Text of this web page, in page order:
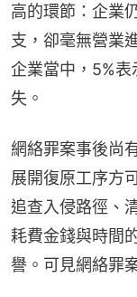
高的環節：企業
支，卻毫無營業
企業當中，5%
失。
網絡罪案事後尚
展開復原工序方
追查入侵路徑、
耗費金錢與時間
譽。可見網絡罪